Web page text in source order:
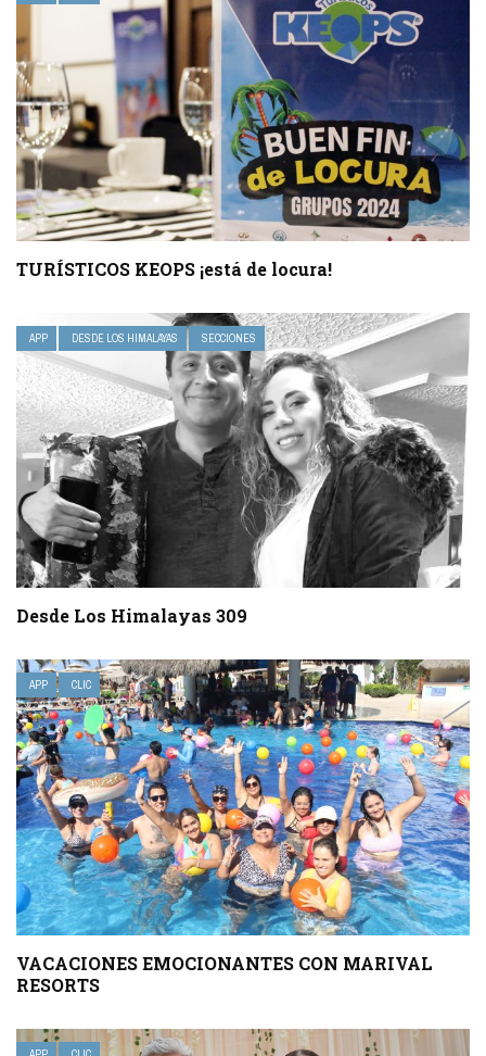
TURÍSTICOS KEOPS ¡está de locura!
APP DESDE LOS HIMALAYAS SECCIONES
Desde Los Himalayas 309
APP CLIC
VACACIONES EMOCIONANTES CON MARIVAL
RESORTS